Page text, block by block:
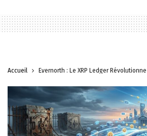
Accueil Evernorth : Le XRP Ledger